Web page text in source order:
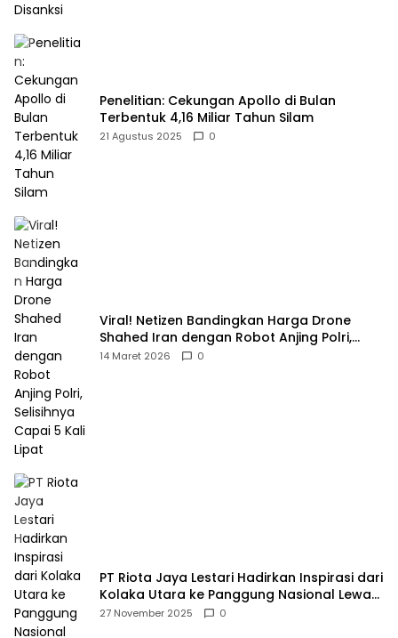
Penelitian: Cekungan Apollo di Bulan
Terbentuk 4,16 Miliar Tahun Silam
21 Agustus 2025 0
Viral! Netizen Bandingkan Harga Drone
Shahed Iran dengan Robot Anjing Polri,
Selisihnya Capai 5 Kali Lipat
14 Maret 2026 0
PT Riota Jaya Lestari Hadirkan Inspirasi dari
Kolaka Utara ke Panggung Nasional Lewat
Dua Penghargaan Bergengsi
27 November 2025 0